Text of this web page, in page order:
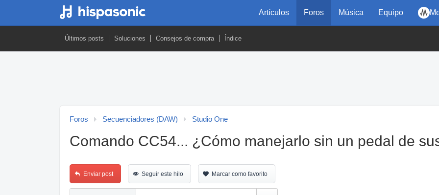
Artículos Foros Música Equipo
Últimos posts Soluciones Consejos de compra Índice
Foros Secuenciadores (DAW) Studio One
Comando CC54... ¿Cómo manejarlo sin un pedal de
Enviar post Seguir este hilo Marcar como favorito